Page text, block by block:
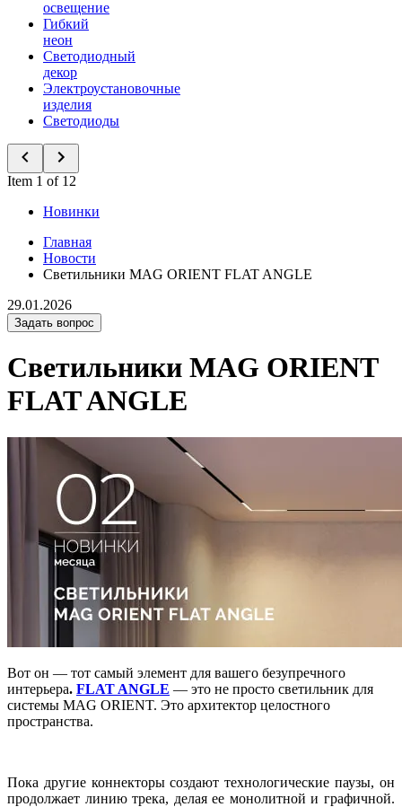
освещение
Гибкий
неон
Светодиодный
декор
Электроустановочные
изделия
Светодиоды
Item 1 of 12
Новинки
Главная
Новости
Светильники MAG ORIENT FLAT ANGLE
29.01.2026
Задать вопрос
Светильники MAG ORIENT
FLAT ANGLE
Вот он — тот самый элемент для вашего безупречного
интерьера. FLAT ANGLE — это не просто светильник для
системы MAG ORIENT. Это архитектор целостного
пространства.
Пока другие коннекторы создают технологические паузы, он
продолжает линию трека, делая ее монолитной и графичной.